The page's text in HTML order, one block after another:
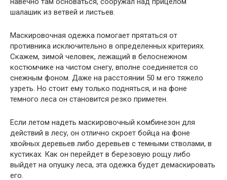
шалашик из ветвей и листьев.
Маскировочная одежка помогает прятаться от
противника исключительно в определенных критериях.
Скажем, зимой человек, лежащий в белоснежном
костюмчике на чистом снегу, вполне соединяется со
снежным фоном. Даже на расстоянии 50 м его тяжело
узреть. Но стоит ему только подняться, и на фоне
темного леса он становится резко приметен.
Если летом надеть маскировочный комбинезон для
действий в лесу, он отлично скроет бойца на фоне
хвойных деревьев либо деревьев с темными стволами, в
кустиках. Как он перейдет в березовую рощу либо
выйдет на опушку леса, эта одежка будет демаскировать
его.